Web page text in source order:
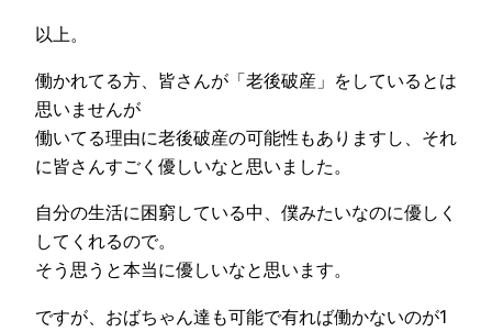
以上。
働かれてる方、皆さんが「老後破産」をしているとは
思いませんが
働いてる理由に老後破産の可能性もありますし、それ
に皆さんすごく優しいなと思いました。
自分の生活に困窮している中、僕みたいなのに優しく
してくれるので。
そう思うと本当に優しいなと思います。
ですが、おばちゃん達も可能で有れば働かないのが1